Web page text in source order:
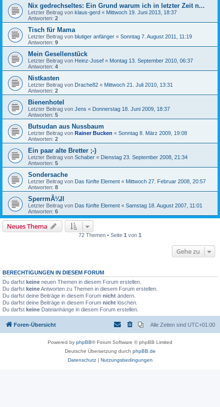
Nix gedrechseltes: Ein Grund warum ich in letzter Zeit n...
Letzter Beitrag von klaus-gerd « Mittwoch 19. Juni 2013, 18:37
Antworten: 2
Tisch für Mama
Letzter Beitrag von blutiger anfänger « Sonntag 7. August 2011, 11:19
Antworten: 9
Mein Gesellenstück
Letzter Beitrag von Heinz-Josef « Montag 13. September 2010, 06:37
Antworten: 4
Nistkasten
Letzter Beitrag von Drache82 « Mittwoch 21. Juli 2010, 13:31
Antworten: 2
Bienenhotel
Letzter Beitrag von Jens « Donnerstag 18. Juni 2009, 18:37
Antworten: 5
Butsudan aus Nussbaum
Letzter Beitrag von Rainer Bucken « Sonntag 8. März 2009, 19:08
Antworten: 2
Ein paar alte Bretter ;-)
Letzter Beitrag von Schaber « Dienstag 23. September 2008, 21:34
Antworten: 5
Sondersache
Letzter Beitrag von Das fünfte Element « Mittwoch 27. Februar 2008, 20:57
Antworten: 8
SperrmÃ¼ll
Letzter Beitrag von Das fünfte Element « Samstag 18. August 2007, 11:01
Antworten: 6
Neues Thema
72 Themen • Seite 1 von 1
Gehe zu
BERECHTIGUNGEN IN DIESEM FORUM
Du darfst keine neuen Themen in diesem Forum erstellen.
Du darfst keineAntworten zu Themen in diesem Forum erstellen.
Du darfst deine Beiträge in diesem Forum nicht ändern.
Du darfst deine Beiträge in diesem Forum nicht löschen.
Du darfst keine Dateianhänge in diesem Forum erstellen.
Foren-Übersicht Alle Zeiten sind UTC+01:00
Powered by phpBB® Forum Software © phpBB Limited
Deutsche Übersetzung durch phpBB.de
Datenschutz| Nutzungsbedingungen